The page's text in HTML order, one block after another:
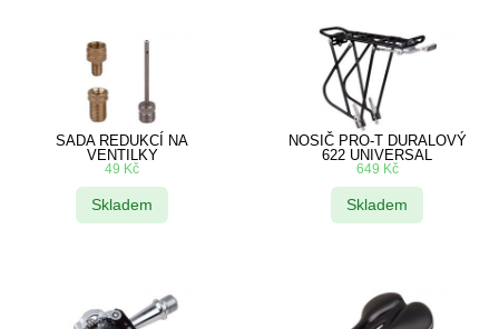
SADA REDUKCÍ NA
VENTILKY
49 Kč
Skladem
NOSIČ PRO-T DURALOVÝ
622 UNIVERSAL
649 Kč
Skladem